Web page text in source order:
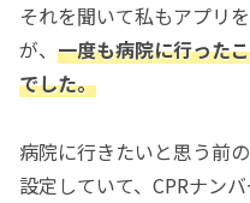
それを聞いて私もアプリ
が、 一度も病院に行った
でした。
病院に行きたいと思う前
設定していて、CPRナン